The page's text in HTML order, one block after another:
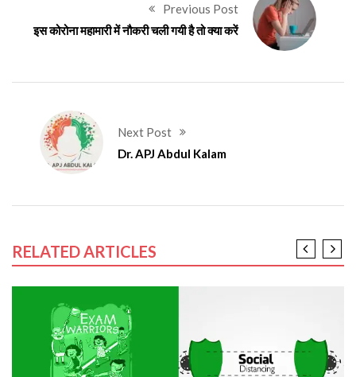
Previous Post
इस कोरोना महामारी में नौकरी चली गयी है तो क्या करें
Next Post
Dr. APJ Abdul Kalam
RELATED ARTICLES